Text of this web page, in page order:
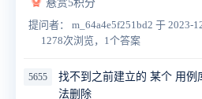
悬赏5积分
提问者： m_64a4e5f251bd2 于 2023-
1278次浏览，1个答案
5655
找不到之前建立的 某个 用例
法删除